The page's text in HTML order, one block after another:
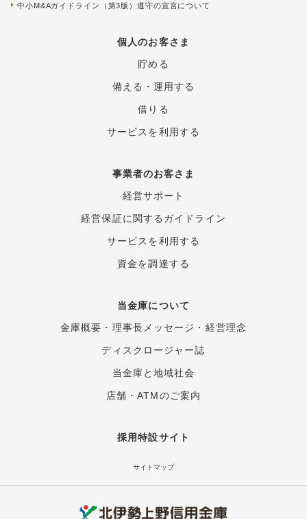
中小M&Aガイドライン（第3版）遵守の宣言について
個人のお客さま
貯める
備える・運用する
借りる
サービスを利用する
事業者のお客さま
経営サポート
経営保証に関するガイド ライン
サービスを利用する
資金を調達する
当金庫について
金庫概要 ・ 理事長メッセージ ・ 経営理念
ディスクロージャー誌
当金庫と地域社会
店舗・ATMのご案内
採用特設サイト
サイトマップ